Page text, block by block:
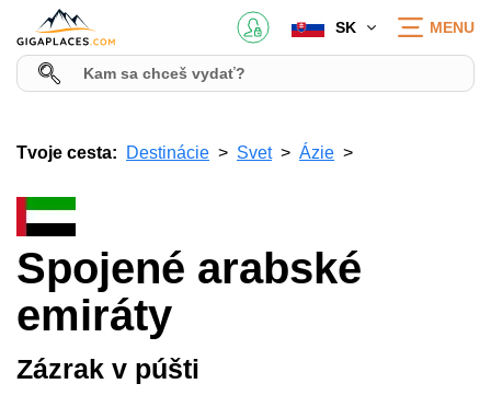
SK MENU
Tvoje cesta: Destinácie Svet Ázie
Spojené arabské
emiráty
Zázrak v púšti